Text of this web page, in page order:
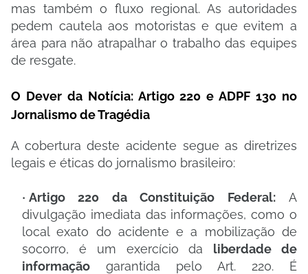
mas também o fluxo regional. As autoridades
pedem cautela aos motoristas e que evitem a
área para não atrapalhar o trabalho das equipes
de resgate.
O Dever da Notícia: Artigo 220 e ADPF 130 no
Jornalismo de Tragédia
​A cobertura deste acidente segue as diretrizes
legais e éticas do jornalismo brasileiro:
Artigo 220 da Constituição Federal:A
divulgação imediata das informações, como o
local exato do acidente e a mobilização de
socorro, é um exercício da liberdade de
informação garantida pelo Art. 220. É